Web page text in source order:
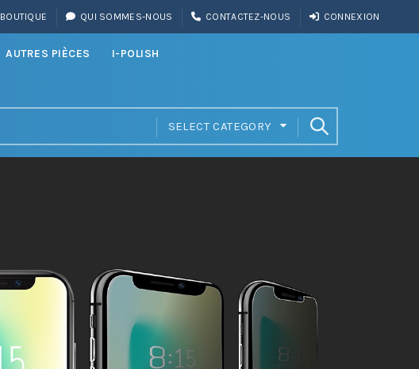
BOUTIQUE QUI SOMMES-NOUS CONTACTEZ-NOUS CONNEXION
AUTRES PIÈCES I-POLISH
SELECT CATEGORY